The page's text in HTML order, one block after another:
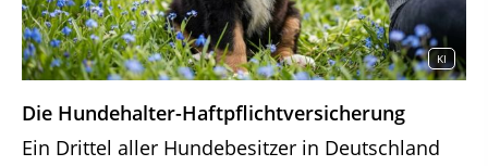
KI
Die Hundehalter-Haftpflichtversicherung
Ein Drittel aller Hundebesitzer in Deutschland